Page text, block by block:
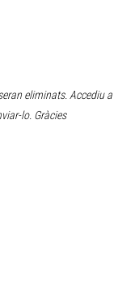
eliminats. Accediu a
-lo. Gràcies